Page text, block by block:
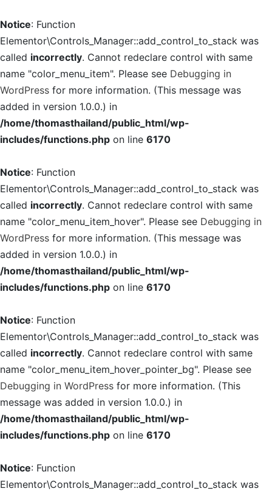
Notice: Function
Elementor\Controls_Manager::add_control_to_stack was
called incorrectly. Cannot redeclare control with same
name "color_menu_item". Please see Debugging in
WordPress for more information. (This message was
added in version 1.0.0.) in
/home/thomasthailand/public_html/wp-
includes/functions.php on line 6170
Notice: Function
Elementor\Controls_Manager::add_control_to_stack was
called incorrectly. Cannot redeclare control with same
name "color_menu_item_hover". Please see Debugging in
WordPress for more information. (This message was
added in version 1.0.0.) in
/home/thomasthailand/public_html/wp-
includes/functions.php on line 6170
Notice: Function
Elementor\Controls_Manager::add_control_to_stack was
called incorrectly. Cannot redeclare control with same
name "color_menu_item_hover_pointer_bg". Please see
Debugging in WordPress for more information. (This
message was added in version 1.0.0.) in
/home/thomasthailand/public_html/wp-
includes/functions.php on line 6170
Notice: Function
Elementor\Controls_Manager::add_control_to_stack was